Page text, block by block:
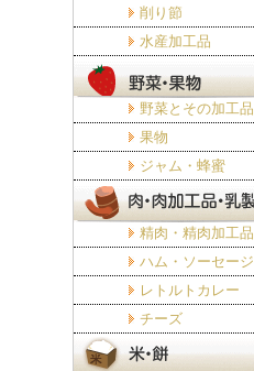
削り節
水産加工品
野菜とその加工品
果物
ジャム・蜂蜜
精肉・精肉加工品
ハム・ソーセージ
レトルトカレー
チーズ